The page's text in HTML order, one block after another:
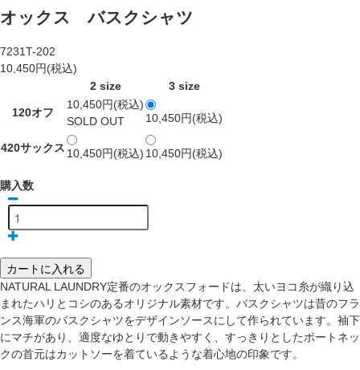
オックス バスクシャツ
7231T-202
10,450円(税込)
2 size
3 size
120オフ
10,450円(税込)
SOLD OUT
10,450円(税込)
420サックス 10,450円(税込) 10,450円(税込)
購入数
カートに入れる
NATURAL LAUNDRY定番のオックスフォードは、太いヨコ糸が織り込
まれたハリとコシのあるオリジナル素材です。バスクシャツは昔のフラ
ンス海軍のバスクシャツをデザインソースにして作られています。袖下
にマチがあり、適度なゆとりで動きやすく、すっきりとしたボートネッ
クの首元はカットソーを着ているような着心地の印象です。